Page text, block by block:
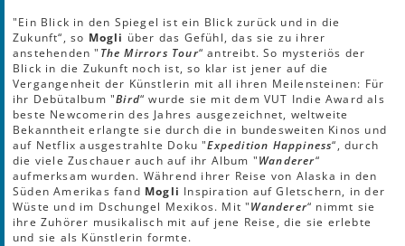
"Ein Blick in den Spiegel ist ein Blick zurück und in die
Zukunft“, so Mogli über das Gefühl, das sie zu ihrer
anstehenden " The Mirrors Tour“ antreibt. So mysteriös der
Blick in die Zukunft noch ist, so klar ist jener auf die
Vergangenheit der Künstlerin mit all ihren Meilensteinen: Für
ihr Debütalbum "Bird“ wurde sie mit dem VUT Indie Award als
beste Newcomerin des Jahres ausgezeichnet, weltweite
Bekanntheit erlangte sie durch die in bundesweiten Kinos und
auf Netflix ausgestrahlte Doku "Expedition Happiness“, durch
die viele Zuschauer auch auf ihr Album "Wanderer“
aufmerksam wurden. Während ihrer Reise von Alaska in den
Süden Amerikas fand Mogli Inspiration auf Gletschern, in der
Wüste und im Dschungel Mexikos. Mit "Wanderer“ nimmt sie
ihre Zuhörer musikalisch mit auf jene Reise, die sie erlebte
und sie als Künstlerin formte.